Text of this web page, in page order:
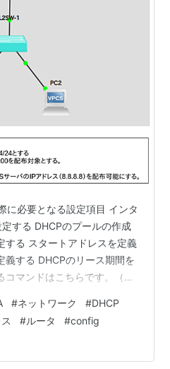
に必要となる設定項目 インタ
する DHCPのプールの作成
する スタートアドレスを定義
義する DHCPのリース期間を
マンドはこちらです。（イ
トIDを指定する set service
name <ネットワーク名>
ス/プレフィックス>
スタートアドレスを…
#ネットワーク #DHCP
#ルータ #config